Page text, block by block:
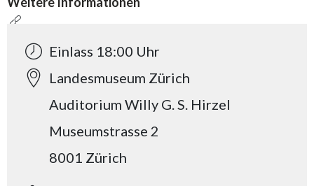
Einlass 18:00 Uhr
Landesmuseum Zürich
Auditorium Willy G. S. Hirzel
Museumstrasse 2
8001 Zürich